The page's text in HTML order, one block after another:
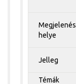
Megjelenés
helye
Jelleg
Témák